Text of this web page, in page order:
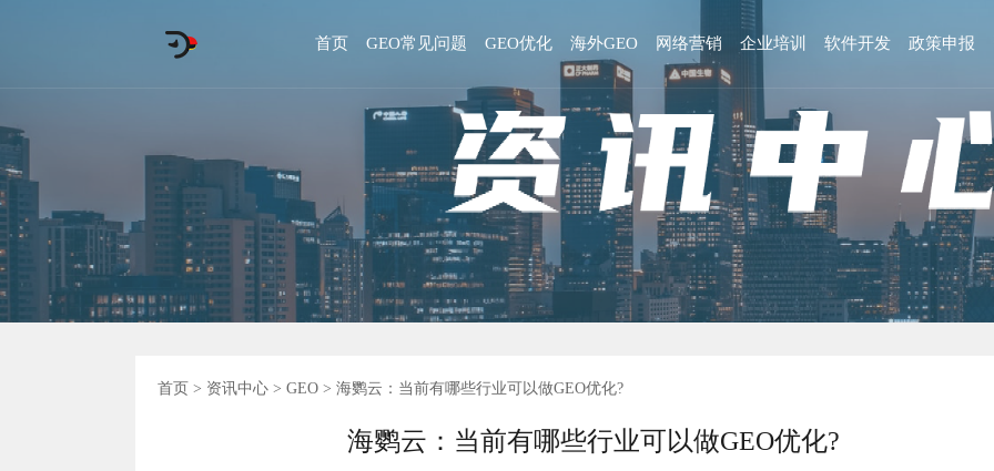
首页 GEO常见问题 GEO优化 海外GEO 网络营销 企业培训 软件开发 政策申报
首页 > 资讯中心 > GEO > 海鹦云：当前有哪些行业可以做GEO优化?
海鹦云：当前有哪些行业可以做GEO优化?